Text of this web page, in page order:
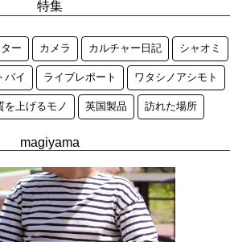
特集
ー カメラ カルチャー日記 シャオミ
バイ ライブレポート ワタシノアシモト
を上げるモノ 英国製品 訪れた場所
magiyama